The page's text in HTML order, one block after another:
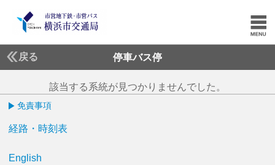
戻る 停車バス停
該当する系統が見つかりませんでした。
免責事項
経路・時刻表
English